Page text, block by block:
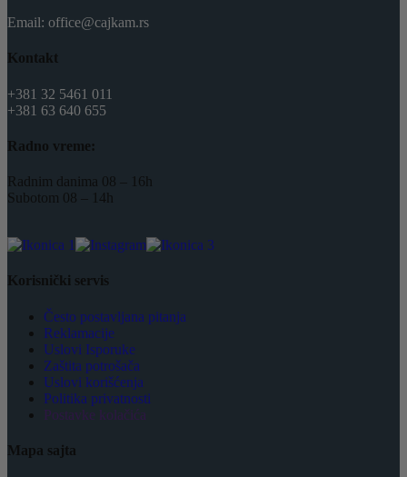
Email: office@cajkam.rs
Kontakt
+381 32 5461 011
+381 63 640 655
Radno vreme:
Radnim danima 08 – 16h
Subotom 08 – 14h
Korisnički servis
Često postavljana pitanja
Reklamacije
Uslovi Isporuke
Zaštita potrošača
Uslovi korišćenja
Politika privatnosti
Postavke kolačića
Mapa sajta